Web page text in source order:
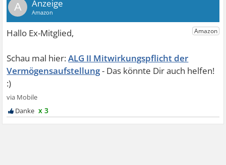
A
ALG II Mitwirkungspflicht der
Vermögensaufstellung
x 3